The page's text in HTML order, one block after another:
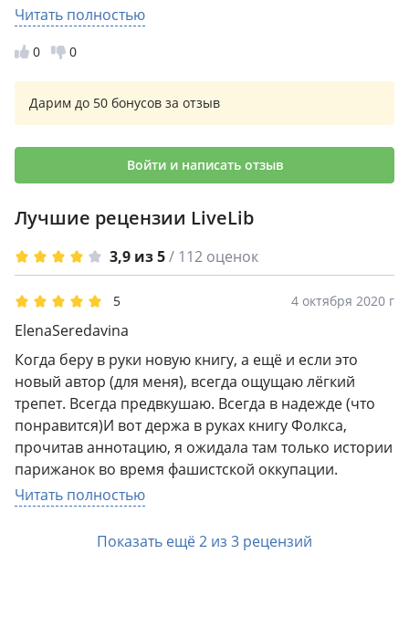
жила его мать до ее смерти. Оказавшись там без
гроша в кармане и живя на отшибе, он подружился
с Ханной, приезжим американским историком-
феминисткой. С этого момента Тарик и Ханна по
очереди пишут от первого лица единственного
числа — смелый литературный прием, который
иногда вызывает кратковременное замешательство.
Странное эксцентричное поведение,
романтические названия станций метро,
соблазнительные женщины, бездомные бродяги и
скрытое течение жестокости и ксенофобии. Все это
создает более правдивый портрет Парижа, чем
обычно предлагает нам литература.
Читать полностью
0 0
Дарим до 50 бонусов за отзыв
Войти и написать отзыв
Лучшие рецензии LiveLib
3,9 из 5/ 112 оценок
5 4 октября 2020 г
ElenaSeredavina
Когда беру в руки новую книгу, а ещё и если это
новый автор (для меня), всегда ощущаю лёгкий
трепет. Всегда предвкушаю. Всегда в надежде (что
понравится)И вот держа в руках книгу Фолкса,
прочитав аннотацию, я ожидала там только истории
парижанок во время фашистской оккупации.
Прочитав книгу, получила больше. Гораздо больше.
Тема войны, тут по факту вторая тема,
второстепенная, фоновая. Хотя, тоже достаточно
хорошо освещена и раскрыта.Но главное тут, это
Читать полностью
Показать ещё 2 из 3 рецензий